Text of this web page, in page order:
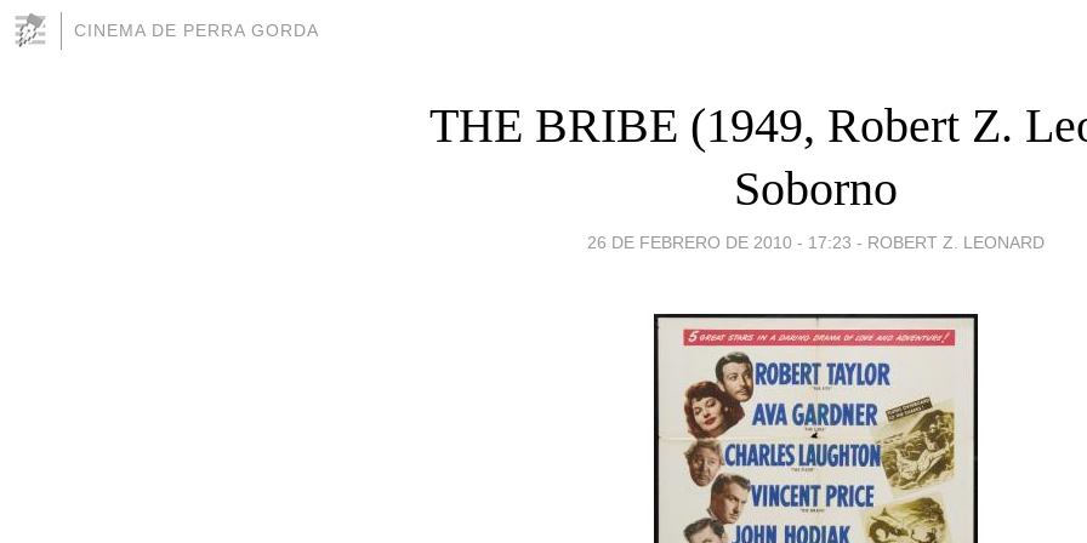
CINEMA DE PERRA GORDA
THE BRIBE (1949, Robert Z.
Soborno
26 DE FEBRERO DE 2010 - 17:23 - ROBERT Z. LEONARD